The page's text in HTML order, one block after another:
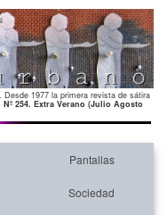
Desde 1977 la primera revista de sátira
Nº 254. Extra Verano (Julio Agosto
Pantallas
Sociedad